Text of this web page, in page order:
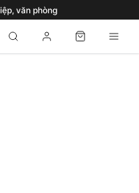
văn phòng